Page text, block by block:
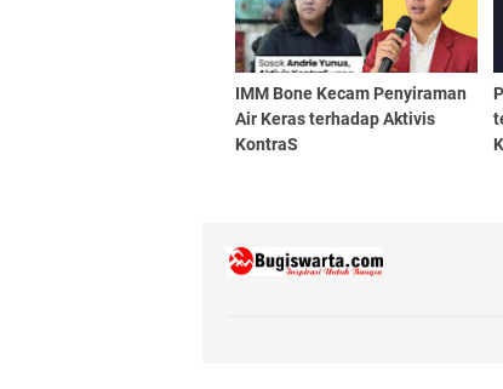
IMM Bone Kecam Penyiraman
Air Keras terhadap Aktivis
KontraS